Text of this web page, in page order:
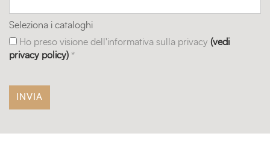
Seleziona i cataloghi
Ho preso visione dell'informativa sulla privacy (vedi
privacy policy) *